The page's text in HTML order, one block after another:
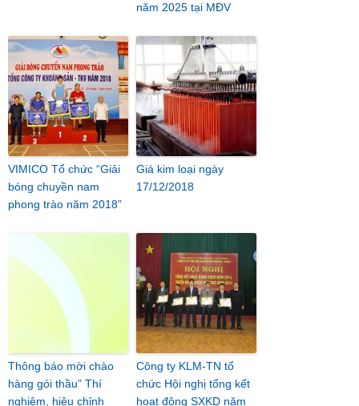
năm 2025 tại MĐV
VIMICO Tổ chức “Giải
bóng chuyền nam
phong trào năm 2018”
Giá kim loại ngày
17/12/2018
Thông báo mời chào
hàng gói thầu” Thí
nghiệm, hiệu chỉnh
Công ty KLM-TN tổ
chức Hội nghị tổng kết
hoạt động SXKD năm